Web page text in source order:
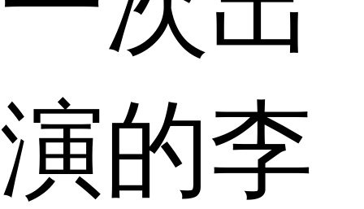
演的李